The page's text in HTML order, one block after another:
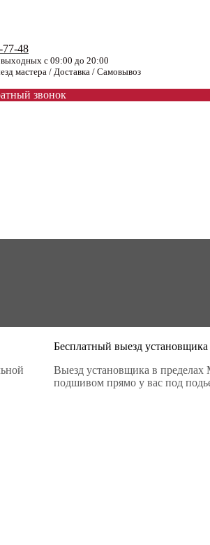
77-48
выходных с 09:00 до 20:00
мастера / Доставка / Самовывоз
звонок
Бесплатный выезд
Выезд установщика в
подшивом прямо у вас под